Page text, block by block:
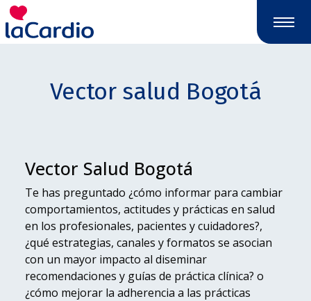
Vector salud Bogotá
Vector Salud Bogotá
Te has preguntado ¿cómo informar para cambiar
comportamientos, actitudes y prácticas en salud
en los profesionales, pacientes y cuidadores?,
¿qué estrategias, canales y formatos se asocian
con un mayor impacto al diseminar
recomendaciones y guías de práctica clínica? o
¿cómo mejorar la adherencia a las prácticas